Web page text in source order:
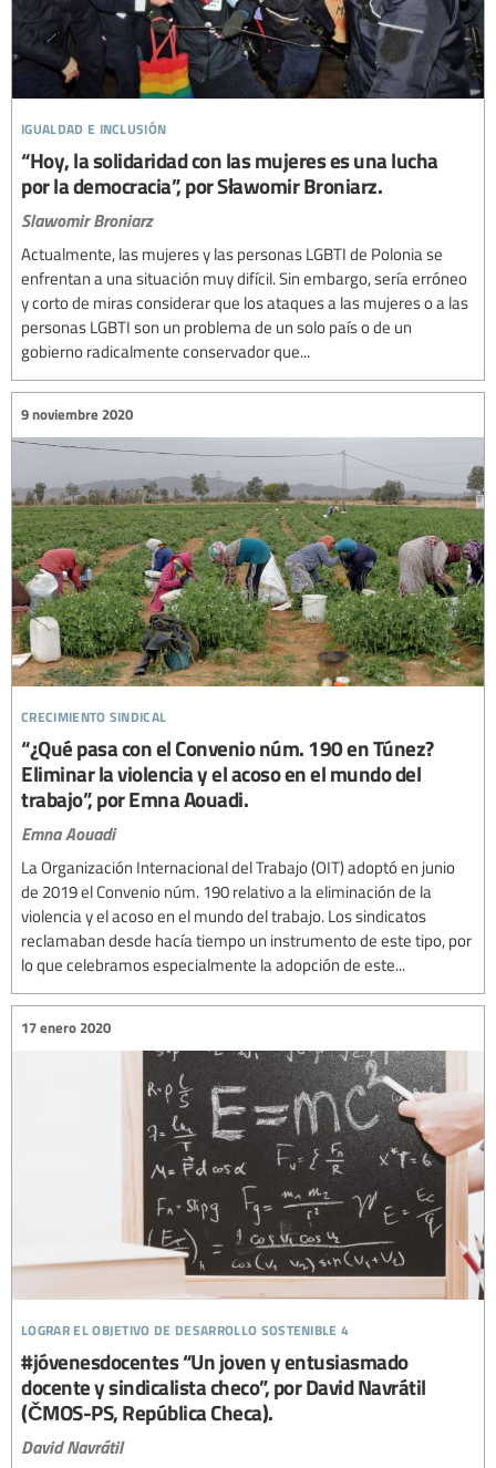
igualdad e inclusión
“Hoy, la solidaridad con las mujeres es una lucha
por la democracia”, por Sławomir Broniarz.
Slawomir Broniarz
Actualmente, las mujeres y las personas LGBTI de Polonia se
enfrentan a una situación muy difícil. Sin embargo, sería erróneo
y corto de miras considerar que los ataques a las mujeres o a las
personas LGBTI son un problema de un solo país o de un
gobierno radicalmente conservador que...
crecimiento sindical
9 noviembre 2020
“¿Qué pasa con el Convenio núm. 190 en Túnez?
Eliminar la violencia y el acoso en el mundo del
trabajo”, por Emna Aouadi.
Emna Aouadi
La Organización Internacional del Trabajo (OIT) adoptó en junio
de 2019 el Convenio núm. 190 relativo a la eliminación de la
violencia y el acoso en el mundo del trabajo. Los sindicatos
reclamaban desde hacía tiempo un instrumento de este tipo, por
lo que celebramos especialmente la adopción de este...
lograr el objetivo de desarrollo sostenible 4
17 enero 2020
#jóvenesdocentes “Un joven y entusiasmado
docente y sindicalista checo”, por David Navrátil
(ČMOS-PS, República Checa).
David Navrátil